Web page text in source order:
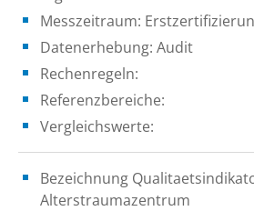
Messzeitraum:
Datenerhebung: Audit
Rechenregeln:
Referenzbereiche:
Vergleichswerte:
Bezeichnung
Alterstraumazentrum